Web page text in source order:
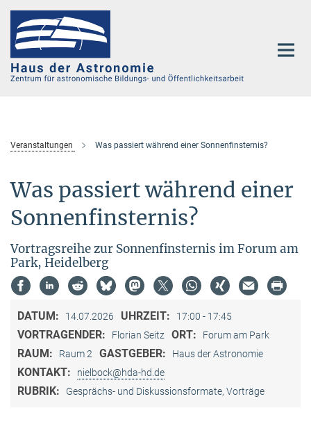
Hauptinhalt
Veranstaltungen Was passiert während einer Sonnenfinsternis?
Was passiert während einer
Sonnenfinsternis?
Vortragsreihe zur Sonnenfinsternis im Forum am
Park, Heidelberg
DATUM: 14.07.2026 UHRZEIT: 17:00 - 17:45
VORTRAGENDER: Florian Seitz ORT: Forum am Park
RAUM: Raum 2 GASTGEBER: Haus der Astronomie
KONTAKT: nielbock@hda-hd.de
RUBRIK: Gesprächs- und Diskussionsformate, Vorträge